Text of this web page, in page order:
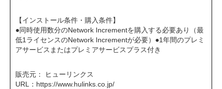
【インストール条件・購入条件】
●同時使用数分のNetwork Incrementを購入する必要あり（最
低1ライセンスのNetwork Incrementが必要）●1年間のプレミ
アサービスまたはプレミアサービスプラス付き
販売元： ヒューリンクス
URL： https://www.hulinks.co.jp/